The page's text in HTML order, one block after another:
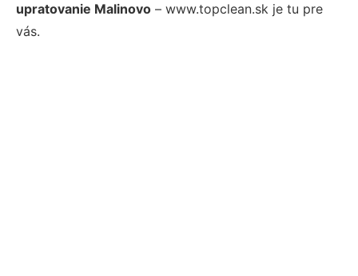
upratovanie Malinovo – www.topclean.sk je tu pre
vás.